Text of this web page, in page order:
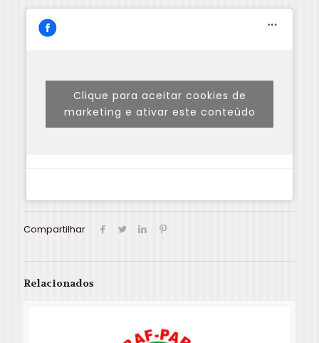
Clique para aceitar cookies de
marketing e ativar este conteúdo
Compartilhar
Relacionados